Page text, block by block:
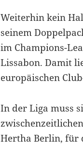
Weiterhin kein
seinem
im Champions-
Lissabon. Damit
europäischen
In der Liga muss
Hertha Berlin,